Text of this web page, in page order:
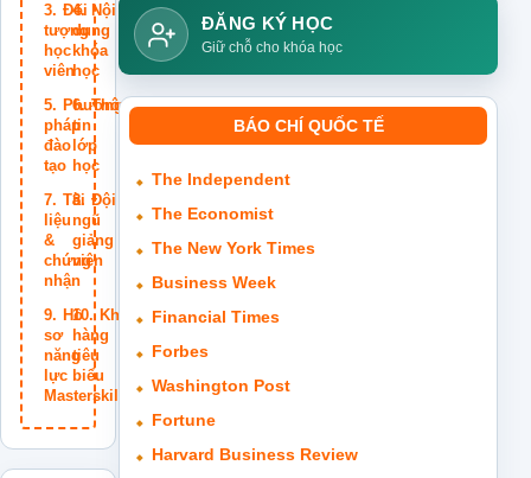
Đối
tượng
học
viên
Nội
dung
khóa
học
Phương
pháp
đào
tạo
Thông
tin
lớp
học
Tài
liệu
&
chứng
nhận
Đội
ngũ
giảng
viên
Hồ
sơ
năng
lực
Masterskills
Khách
hàng
tiêu
biểu
ĐĂNG KÝ HỌC
Giữ chỗ cho khóa học
BÁO CHÍ QUỐC TẾ
The Independent
The Economist
The New York Times
Business Week
Financial Times
Forbes
Washington Post
Fortune
Harvard Business Review